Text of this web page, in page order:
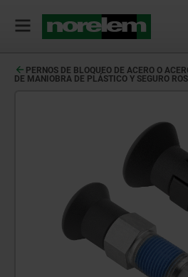
PERNOS DE BLOQUEO DE ACERO O
DE MANIOBRA DE PLÁSTICO Y SEGURO